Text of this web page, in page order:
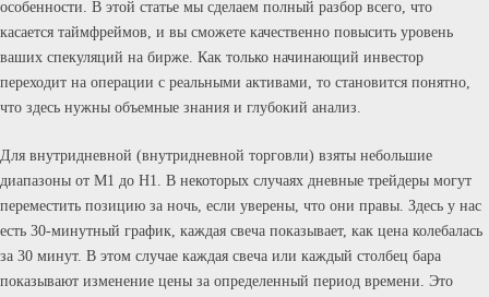
особенности. В этой статье мы сделаем полный разбор всего, что
касается таймфреймов, и вы сможете качественно повысить уровень
ваших спекуляций на бирже. Как только начинающий инвестор
переходит на операции с реальными активами, то становится понятно,
что здесь нужны объемные знания и глубокий анализ.
Для внутридневной (внутридневной торговли) взяты небольшие
диапазоны от M1 до H1. В некоторых случаях дневные трейдеры могут
переместить позицию за ночь, если уверены, что они правы. Здесь у нас
есть 30-минутный график, каждая свеча показывает, как цена колебалась
за 30 минут. В этом случае каждая свеча или каждый столбец бара
показывают изменение цены за определенный период времени. Это